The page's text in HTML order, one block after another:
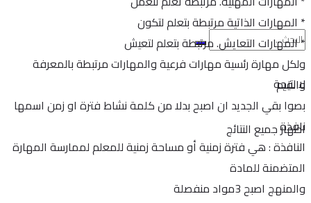
لا نتيجة
اظهار جميع النتائج
* المهارات الذاتية مرتبطة بتعلم لتكون
* المهارات التعايش. مرتبطة بتعلم لتعيش
ولكل مهارة رئسية مهارات فرعية والمهارات مرتبطة بالمعرفة
والقيم
بصوا بقي الجديد ان اصبح بدلا من كلمة نشاط فترة او زمن اسمها
نافذة
النافذة : هي فترة زمنية أو مساحة زمنية للمعلم لممارسة المهارة
المتضمنة للمادة
والمنهج اصبح 3مواد منفصلة